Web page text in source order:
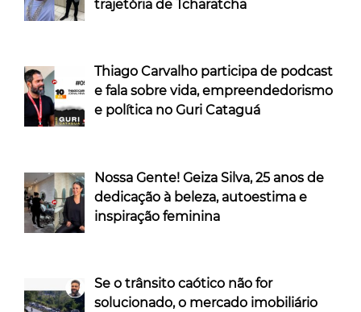
trajetória de Tcharatcha
Thiago Carvalho participa de podcast
e fala sobre vida, empreendedorismo
e política no Guri Cataguá
Nossa Gente! Geiza Silva, 25 anos de
dedicação à beleza, autoestima e
inspiração feminina
Se o trânsito caótico não for
solucionado, o mercado imobiliário